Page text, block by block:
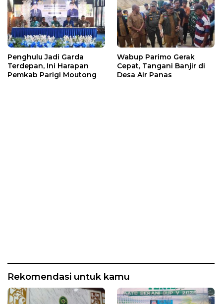
Penghulu Jadi Garda
Terdepan, Ini Harapan
Pemkab Parigi Moutong
Wabup Parimo Gerak
Cepat, Tangani Banjir di
Desa Air Panas
Rekomendasi untuk kamu